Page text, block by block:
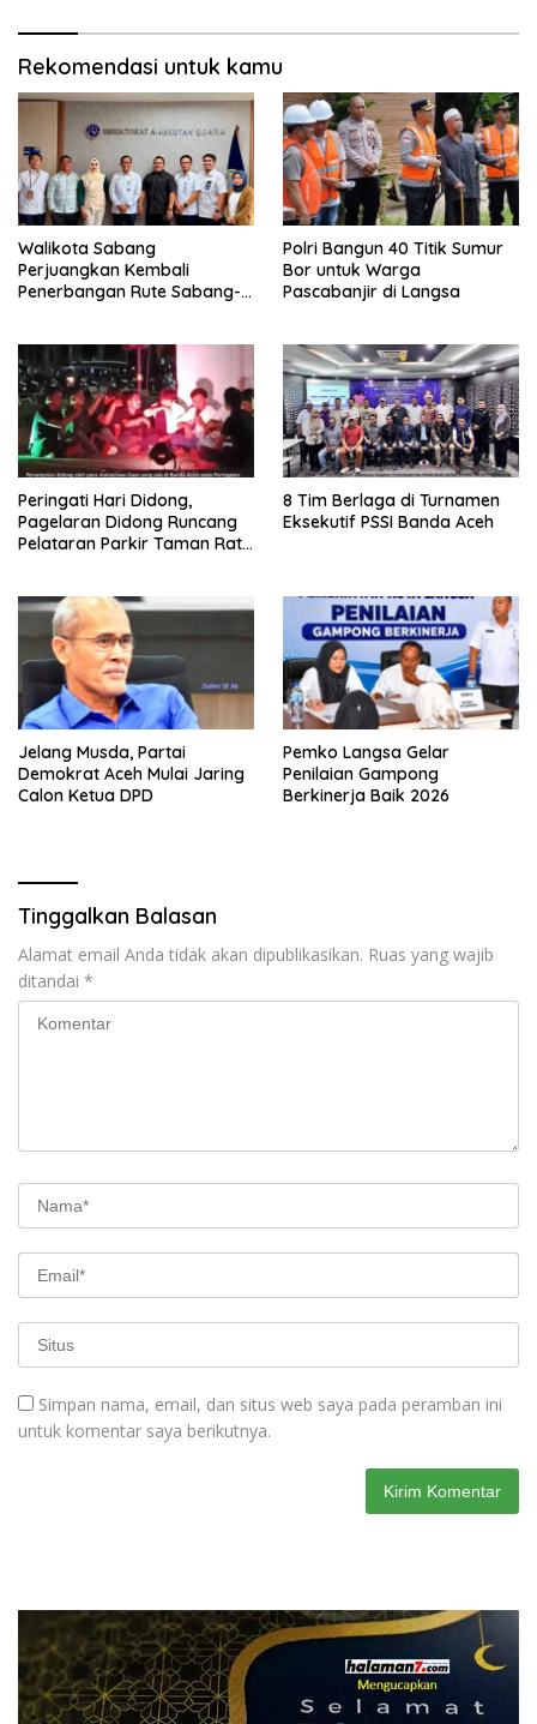
Rekomendasi untuk kamu
Walikota Sabang
Perjuangkan Kembali
Penerbangan Rute Sabang-
Polri Bangun 40 Titik Sumur
Bor untuk Warga
Pascabanjir di Langsa
Peringati Hari Didong,
Pagelaran Didong Runcang
Pelataran Parkir Taman Ratu
8 Tim Berlaga di Turnamen
Eksekutif PSSI Banda Aceh
Jelang Musda, Partai
Demokrat Aceh Mulai Jaring
Calon Ketua DPD
Pemko Langsa Gelar
Penilaian Gampong
Berkinerja Baik 2026
Tinggalkan Balasan
Alamat email Anda tidak akan dipublikasikan. Ruas yang wajib
ditandai *
Simpan nama, email, dan situs web saya pada peramban ini
untuk komentar saya berikutnya.